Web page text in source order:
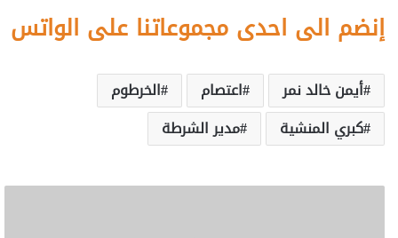
إنضم الى احدى مجموعاتنا على الواتس
أيمن خالد نمر اعتصام
الخرطوم
كبري المنشية
مدير الشرطة